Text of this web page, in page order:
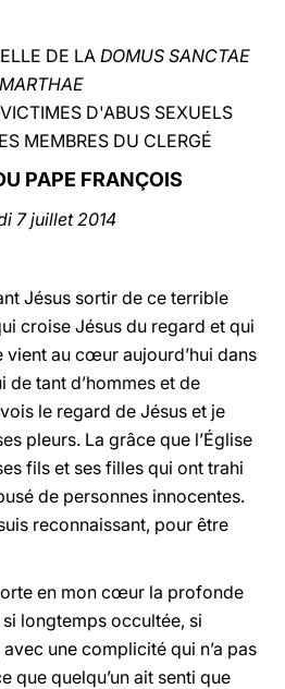
LATINE
DE LADOMUS SANCTAE
MARTHAE
D'ABUS SEXUELS
MEMBRES DU CLERGÉ
PAPE FRANÇOIS
7 juillet 2014
Jésus sortir de ce terrible
croise Jésus du regard et qui
vient au cœur aujourd’hui dans
tant d’hommes et de
le regard de Jésus et je
pleurs. La grâce que l’Église
fils et ses filles qui ont trahi
de personnes innocentes.
reconnaissant, pour être
en mon cœur la profonde
longtemps occultée, si
une complicité qui n’a pas
que quelqu’un ait senti que